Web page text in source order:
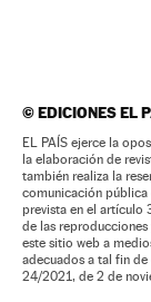
©EDICIONES EL
EL PAÍS ejerce la
la elaboración de
también realiza la
comunicación pública
prevista en el artículo
de las reproducciones
este sitio web a
adecuados a tal fin
24/2021, de 2 de